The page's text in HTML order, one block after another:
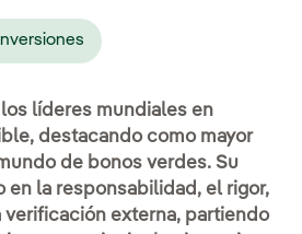
Inversiones
los líderes mundiales en
destacando como mayor
de bonos verdes. Su
en la responsabilidad, el rigor,
verificación externa, partiendo